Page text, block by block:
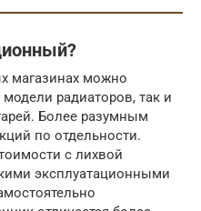
магазинах можно
радиаторов, так и
Более разумным
по отдельности.
с лихвой
эксплуатационными